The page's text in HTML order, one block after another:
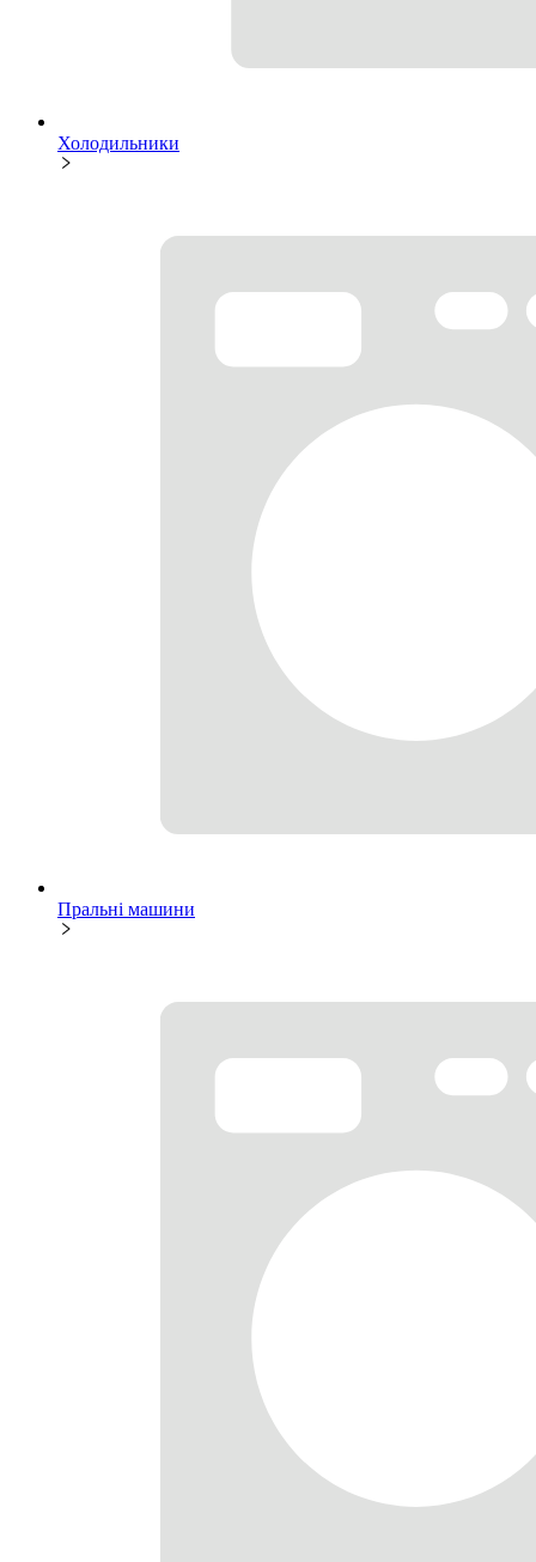
Холодильники
Пральні машини